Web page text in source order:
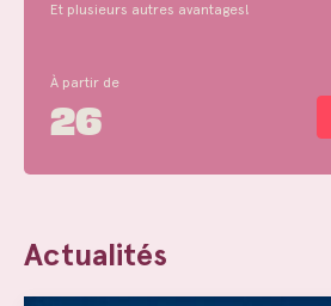
Et plusieurs autres avantages!
À partir de
26
Actualités